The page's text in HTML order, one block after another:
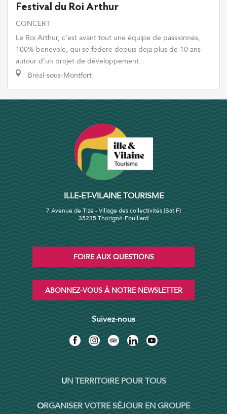
Festival du Roi Arthur
CONCERT
Le Roi Arthur, c’est avant tout une équipe de passionnés,
100% bénévole, qui se fédère depuis déjà plus de 10 ans
autour d’un projet de développement...
Bréal-sous-Montfort
ILLE-ET-VILAINE TOURISME
7 Avenue de Tizé - Village des collectivités (Bat F)
35235 Thorigné-Fouillard
FOIRE AUX QUESTIONS
ABONNEZ-VOUS À NOTRE NEWSLETTER
Suivez-nous
UN TERRITOIRE POUR TOUS
ORGANISER VOTRE SÉJOUR EN GROUPE